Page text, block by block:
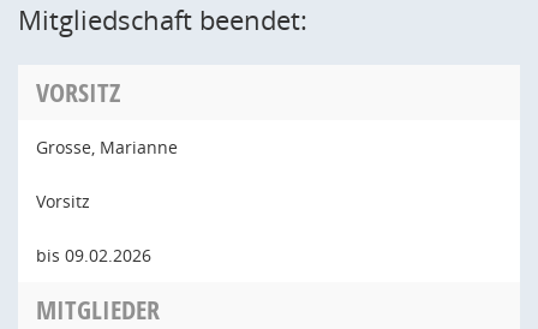
Mitgliedschaft beendet:
VORSITZ
Grosse, Marianne
Vorsitz
bis 09.02.2026
MITGLIEDER